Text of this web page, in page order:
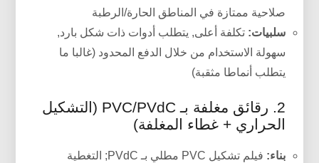
صلاحية ممتازة في المناطق الحارة/الرطبة
سلبيات: تكلفة أعلى, يتطلب أدوات ذات شكل بارد,
سهولة الاستخدام من خلال الدفع المحدود (غالبا ما
يتطلب أنماطا مثقبة)
2. رقائق مغلفة بـ PVC/PVdC (التشكيل
الحراري + غطاء المغلفة)
بناء:
فيلم تشكيل PVC مطلي بـ PVdC; التغطية